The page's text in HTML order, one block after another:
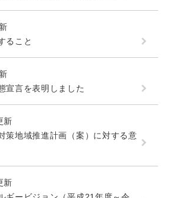
ること
宣言を表明しました
新
策地域推進計画（案）に対する意
新